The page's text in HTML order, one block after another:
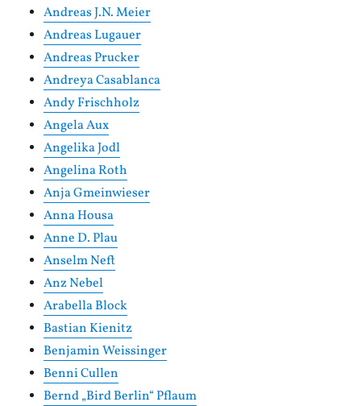
Andreas J.N. Meier
Andreas Lugauer
Andreas Prucker
Andreya Casablanca
Andy Frischholz
Angela Aux
Angelika Jodl
Angelina Roth
Anja Gmeinwieser
Anna Housa
Anne D. Plau
Anselm Neft
Anz Nebel
Arabella Block
Bastian Kienitz
Benjamin Weissinger
Benni Cullen
Bernd „Bird Berlin“ Pflaum